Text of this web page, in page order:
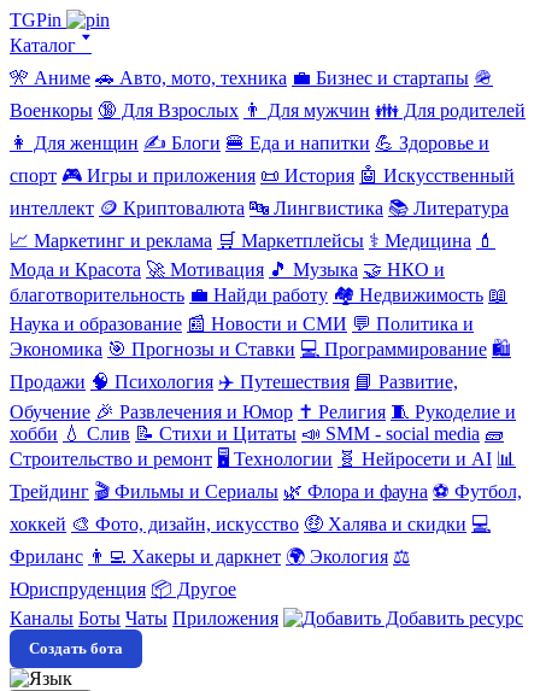
TGPin
Каталог 🢓
🎌 Аниме 🚗 Авто, мото, техника 💼 Бизнес и стартапы 🪖
Военкоры 🔞 Для Взрослых 👨 Для мужчин 👪 Для родителей
👩 Для женщин ✍️ Блоги 🍔 Еда и напитки 💪 Здоровье и
спорт 🎮 Игры и приложения 📜 История 🤖 Искусственный
интеллект 🪙 Криптовалюта 🔤 Лингвистика 📚 Литература
📈 Маркетинг и реклама 🛒 Маркетплейсы ⚕️ Медицина 💄
Мода и Красота 🚀 Мотивация 🎵 Музыка 🤝 НКО и
благотворительность 💼 Найди работу 🏘️ Недвижимость 📖
Наука и образование 📰 Новости и СМИ 💬 Политика и
Экономика 🎯 Прогнозы и Ставки 💻 Программирование 🛍️
Продажи 🧠 Психология ✈️ Путешествия 📘 Развитие,
Обучение 🎉 Развлечения и Юмор ✝️ Религия 🧵 Рукоделие и
хобби 💧 Слив 📝 Стихи и Цитаты 📣 SMM - social media 🧱
Строительство и ремонт 🖥️ Технологии 🧬 Нейросети и AI 📊
Трейдинг 🎬 Фильмы и Сериалы 🌿 Флора и фауна ⚽ Футбол,
хоккей 🎨 Фото, дизайн, искусство 🤑 Халява и скидки 💻
Фриланс 👨‍💻 Хакеры и даркнет 🌍 Экология ⚖️
Юриспруденция 📦 Другое
Каналы Боты Чаты Приложения Добавить ресурс
Создать бота